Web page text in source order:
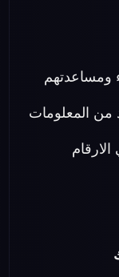
ومساعدتهم
من المعلومات